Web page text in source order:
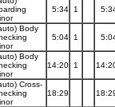
5:34 1
Body
5:04 1
Body
14:20 1
Cross-
18:29